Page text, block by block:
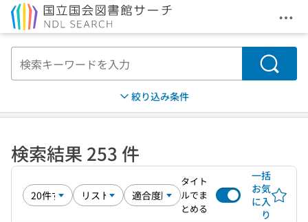
メ
検索
絞り込み条件
検索結果 253 件
タイト
ルでま
とめる
一括
お気
に入
り